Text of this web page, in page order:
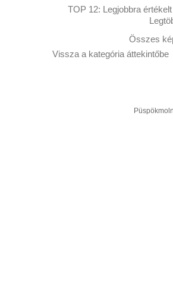
TOP 12: Legjobbra értékelt
Összes
Vissza a kategória áttekintőbe